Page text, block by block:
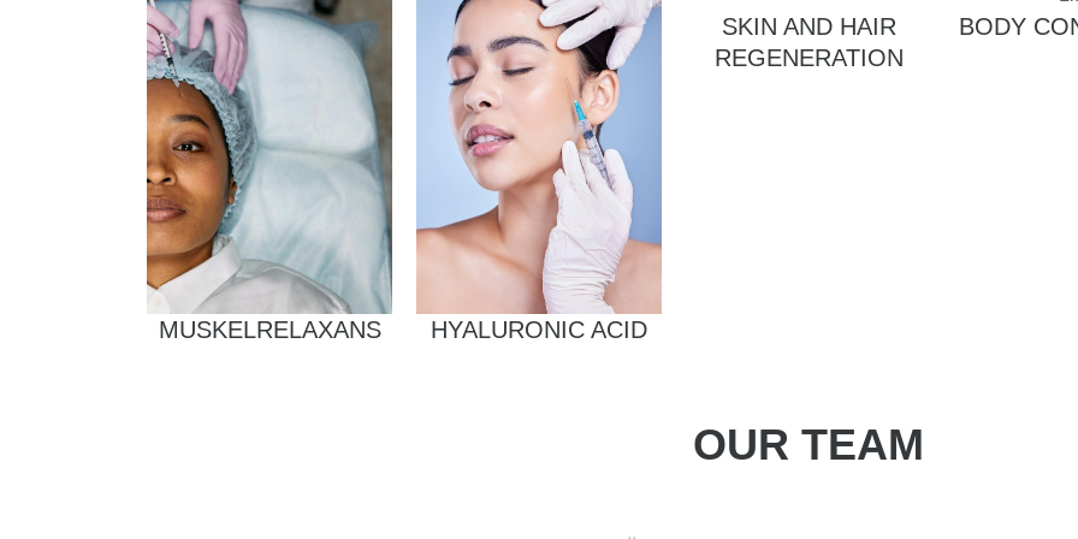
MUSKELRELAXANS HYALURONIC ACID
SKIN AND HAIR
REGENERATION
BODY
OUR TEAM